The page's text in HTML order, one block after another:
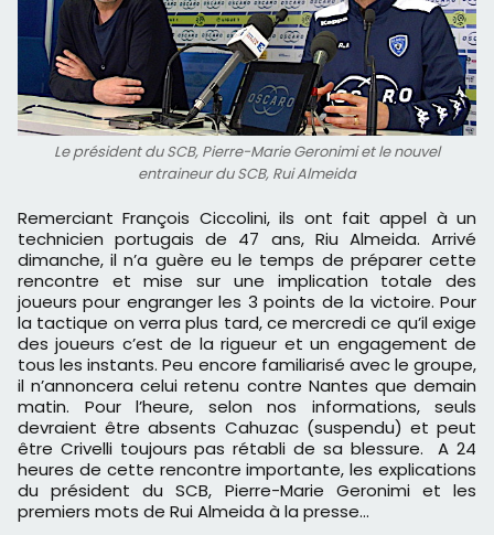
Le président du SCB, Pierre-Marie Geronimi et le nouvel
entraineur du SCB, Rui Almeida
Remerciant François Ciccolini, ils ont fait appel à un
technicien portugais de 47 ans, Riu Almeida. Arrivé
dimanche, il n’a guère eu le temps de préparer cette
rencontre et mise sur une implication totale des
joueurs pour engranger les 3 points de la victoire. Pour
la tactique on verra plus tard, ce mercredi ce qu’il exige
des joueurs c’est de la rigueur et un engagement de
tous les instants. Peu encore familiarisé avec le groupe,
il n’annoncera celui retenu contre Nantes que demain
matin. Pour l’heure, selon nos informations, seuls
devraient être absents Cahuzac (suspendu) et peut
être Crivelli toujours pas rétabli de sa blessure. A 24
heures de cette rencontre importante, les explications
du président du SCB, Pierre-Marie Geronimi et les
premiers mots de Rui Almeida à la presse…